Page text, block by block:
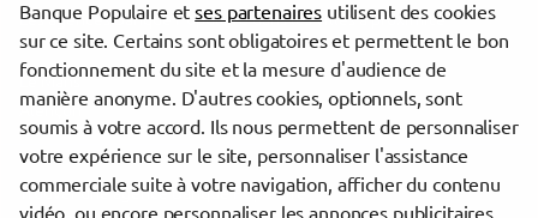
Les agences Banque Populaire dans les villes à proximité
Le Mans
Alençon
Trouver une agence Banque Populaire
Banque Populaire etses partenaires utilisent des cookies
sur ce site. Certains sont obligatoires et permettent le bon
fonctionnement du site et la mesure d'audience de
manière anonyme. D'autres cookies, optionnels, sont
soumis à votre accord. Ils nous permettent de personnaliser
votre expérience sur le site, personnaliser l'assistance
commerciale suite à votre navigation, afficher du contenu
vidéo, ou encore personnaliser les annonces publicitaires